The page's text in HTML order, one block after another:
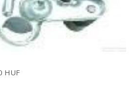
HUF